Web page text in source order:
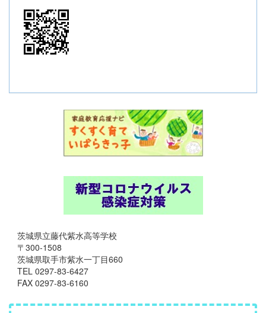
茨城県立藤代紫水高等学校
〒300-1508
茨城県取手市紫水一丁目660
TEL 0297-83-6427
FAX 0297-83-6160